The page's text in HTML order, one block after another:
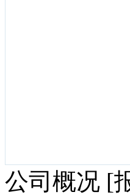
公司概况 [